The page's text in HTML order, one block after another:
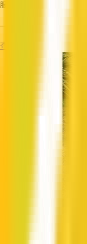
服务
—
查看资料